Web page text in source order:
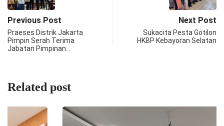
Previous Post
Praeses Distrik Jakarta
Pimpin Serah Terima
Jabatan Pimpinan…
Next Post
Sukacita Pesta Gotilon
HKBP Kebayoran Selatan
Related post